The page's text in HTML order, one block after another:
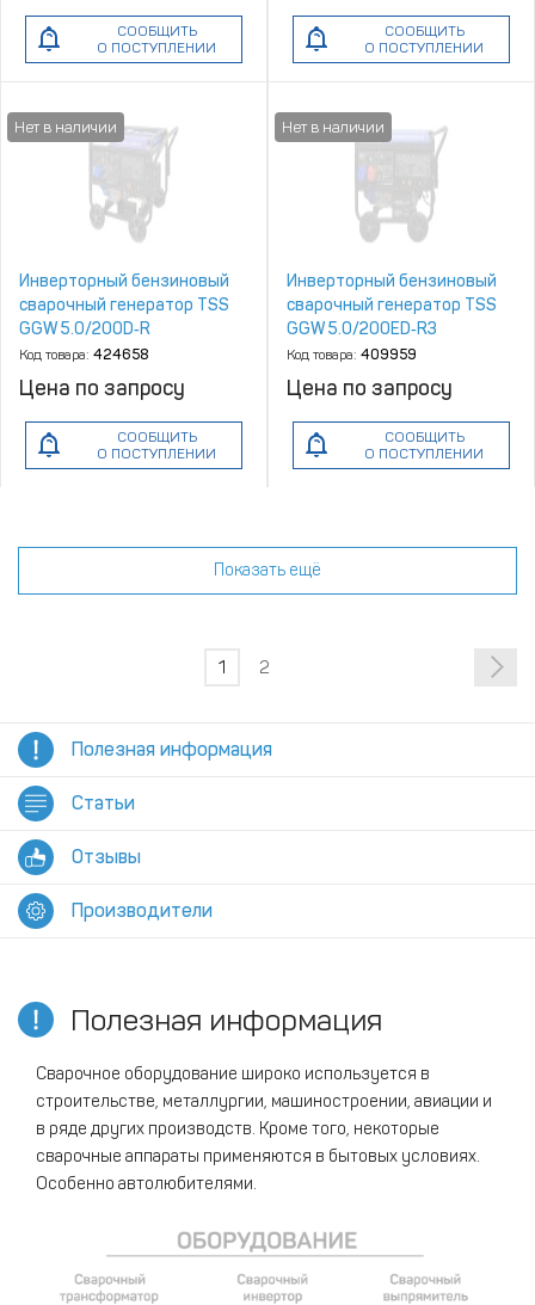
СООБЩИТЬ
О ПОСТУПЛЕНИИ
СООБЩИТЬ
О ПОСТУПЛЕНИИ
Инверторный бензиновый
сварочный генератор TSS
GGW 5.0/200D‑R
Код товара: 424658
Цена по запросу
СООБЩИТЬ
О ПОСТУПЛЕНИИ
Инверторный бензиновый
сварочный генератор TSS
GGW 5.0/200ED‑R3
Код товара: 409959
Цена по запросу
СООБЩИТЬ
О ПОСТУПЛЕНИИ
Показать ещё
1 2
Полезная информация
Статьи
Отзывы
Производители
Полезная информация
Сварочное оборудование широко используется в
строительстве, металлургии, машиностроении, авиации и
в ряде других производств. Кроме того, некоторые
сварочные аппараты применяются в бытовых условиях.
Особенно автолюбителями.